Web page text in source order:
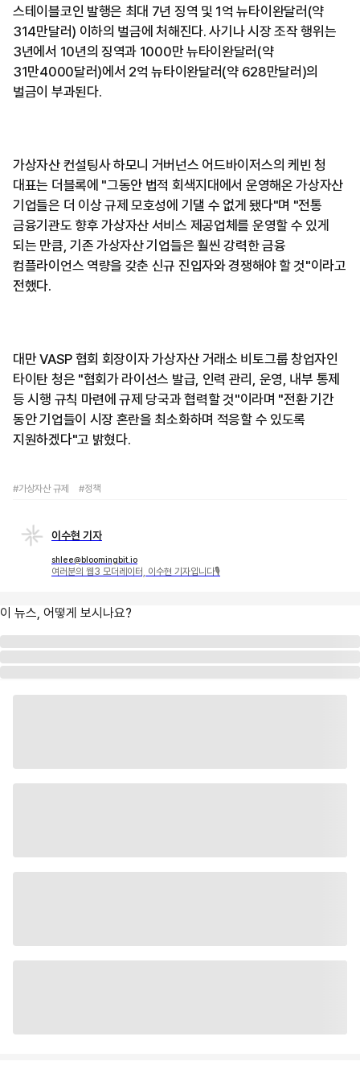
스테이블코인 발행은 최대 7년 징역 및 1억 뉴타이완달러(약
314만달러) 이하의 벌금에 처해진다. 사기나 시장 조작 행위는
3년에서 10년의 징역과 1000만 뉴타이완달러(약
31만4000달러)에서 2억 뉴타이완달러(약 628만달러)의
벌금이 부과된다.
가상자산 컨설팅사 하모니 거버넌스 어드바이저스의 케빈 청
대표는 더블록에 "그동안 법적 회색지대에서 운영해온 가상자산
기업들은 더 이상 규제 모호성에 기댈 수 없게 됐다"며 "전통
금융기관도 향후 가상자산 서비스 제공업체를 운영할 수 있게
되는 만큼, 기존 가상자산 기업들은 훨씬 강력한 금융
컴플라이언스 역량을 갖춘 신규 진입자와 경쟁해야 할 것"이라고
전했다.
대만 VASP 협회 회장이자 가상자산 거래소 비토그룹 창업자인
타이탄 청은 "협회가 라이선스 발급, 인력 관리, 운영, 내부 통제
등 시행 규칙 마련에 규제 당국과 협력할 것"이라며 "전환 기간
동안 기업들이 시장 혼란을 최소화하며 적응할 수 있도록
지원하겠다"고 밝혔다.
#가상자산 규제 #정책
이수현 기자
shlee@bloomingbit.io
여러분의 웹3 모더레이터, 이수현 기자입니다🎙
이 뉴스, 어떻게 보시나요?